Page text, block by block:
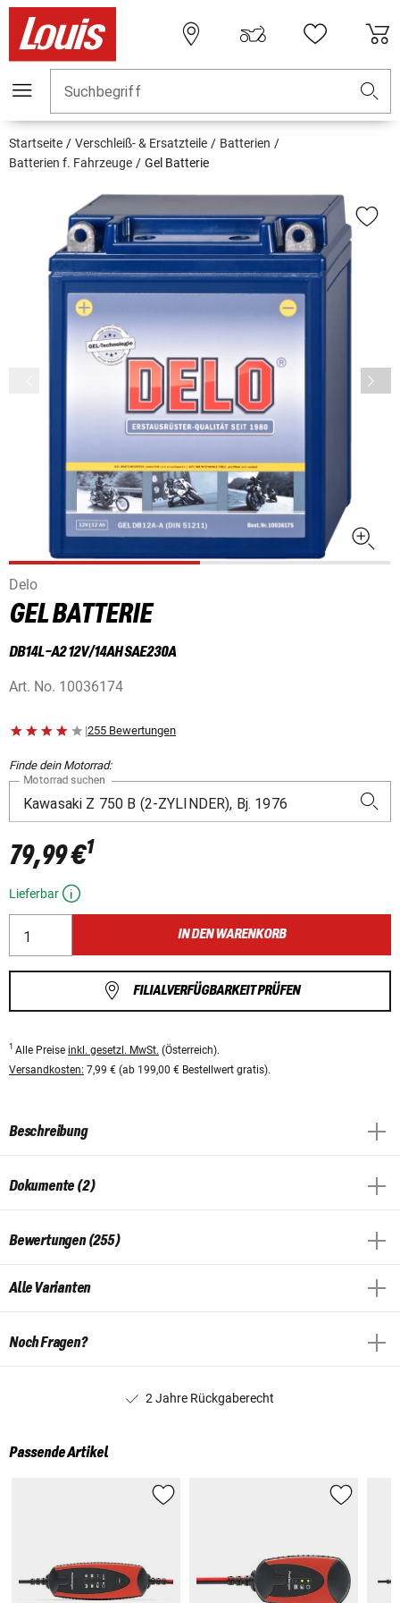
Suchbegriff
Startseite Verschleiß- & Ersatzteile
Batterien
Batterien f. Fahrzeuge
Gel Batterie
Delo
GEL BATTERIE
DB14L-A2 12V/14AH SAE230A
Art. No. 10036174
|255 Bewertungen
Finde dein Motorrad:
Motorrad suchen
79,99 €1
Lieferbar
IN DEN WARENKORB
FILIALVERFÜGBARKEIT PRÜFEN
1 Alle Preise inkl. gesetzl. MwSt. (Österreich).
Versandkosten: 7,99 € (ab 199,00 € Bestellwert gratis).
Beschreibung
Dokumente (2)
Bewertungen (255)
Alle Varianten
Noch Fragen?
2 Jahre Rückgaberecht
Passende Artikel